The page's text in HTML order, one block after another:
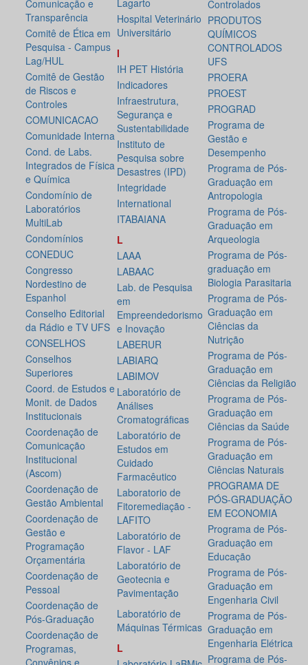
Comunicação e
Transparência
Comitê de Ética em
Pesquisa - Campus
Lag/HUL
Comitê de Gestão
de Riscos e
Controles
COMUNICACAO
Comunidade Interna
Cond. de Labs.
Integrados de Física
e Química
Condomínio de
Laboratórios
MultiLab
Condomínios
CONEDUC
Congresso
Nordestino de
Espanhol
Conselho Editorial
da Rádio e TV UFS
CONSELHOS
Conselhos
Superiores
Coord. de Estudos e
Monit. de Dados
Institucionais
Coordenação de
Comunicação
Institucional
(Ascom)
Coordenação de
Gestão Ambiental
Coordenação de
Gestão e
Programação
Orçamentária
Coordenação de
Pessoal
Coordenação de
Pós-Graduação
Coordenação de
Programas,
Lagarto
Hospital Veterinário
Universitário
I
IH PET História
Indicadores
Infraestrutura,
Segurança e
Sustentabilidade
Instituto de
Pesquisa sobre
Desastres (IPD)
Integridade
International
ITABAIANA
L
LAAA
LABAAC
Lab. de Pesquisa
em
Empreendedorismo
e Inovação
LABERUR
LABIARQ
LABIMOV
Laboratório de
Análises
Cromatográficas
Laboratório de
Estudos em
Cuidado
Farmacêutico
Laboratorio de
Fitoremediação -
LAFITO
Laboratório de
Flavor - LAF
Laboratório de
Geotecnia e
Pavimentação
Laboratório de
Máquinas Térmicas
L
Controlados
PRODUTOS
QUÍMICOS
CONTROLADOS
UFS
PROERA
PROEST
PROGRAD
Programa de
Gestão e
Desempenho
Programa de Pós-
Graduação em
Antropologia
Programa de Pós-
Graduação em
Arqueologia
Programa de Pós-
graduação em
Biologia Parasitaria
Programa de Pós-
Graduação em
Ciências da
Nutrição
Programa de Pós-
Graduação em
Ciências da Religião
Programa de Pós-
Graduação em
Ciências da Saúde
Programa de Pós-
Graduação em
Ciências Naturais
PROGRAMA DE
PÓS-GRADUAÇÃO
EM ECONOMIA
Programa de Pós-
Graduação em
Educação
Programa de Pós-
Graduação em
Engenharia Civil
Programa de Pós-
Graduação em
Engenharia Elétrica
Programa de Pós-